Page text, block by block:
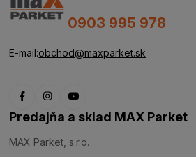
0903 995 978
E-mail:obchod@maxparket.sk
Predajňa a sklad MAX Parket
MAX Parket, s.r.o.